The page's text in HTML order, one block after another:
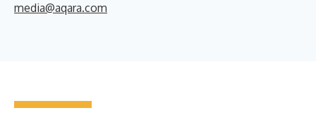
media@aqara.com